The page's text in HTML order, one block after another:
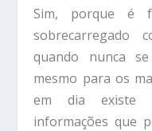
Sim, porque é
sobrecarregado
quando nunca
mesmo para os
em dia existe
informações que